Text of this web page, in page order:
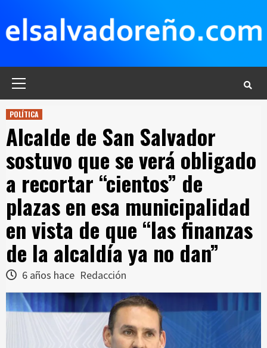
contenido
POLÍTICA
Alcalde de San Salvador
sostuvo que se verá obligado
a recortar “cientos” de
plazas en esa municipalidad
en vista de que “las finanzas
de la alcaldía ya no dan”
6 años hace Redacción